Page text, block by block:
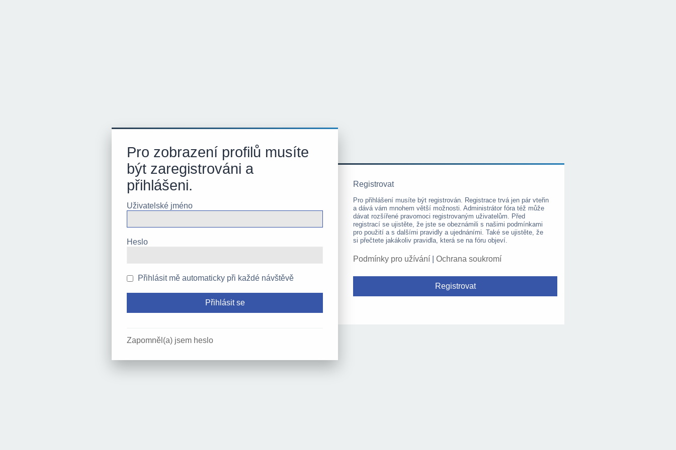
Pro zobrazení profilů musíte
být zaregistrováni a
přihlášeni.
Uživatelské jméno
Heslo
Přihlásit mě automaticky při každé návštěvě
Zapomněl(a) jsem heslo
Registrovat
Pro přihlášení musíte být registrován. Registrace trvá jen pár vteřin
a dává vám mnohem větší možnosti. Administrátor fóra též může
dávat rozšířené pravomoci registrovaným uživatelům. Před
registrací se ujistěte, že jste se obeznámili s našimi podmínkami
pro použití a s dalšími pravidly a ujednáními. Také se ujistěte, že
si přečtete jakákoliv pravidla, která se na fóru objeví.
Podmínky pro užívání Ochrana soukromí
Registrovat